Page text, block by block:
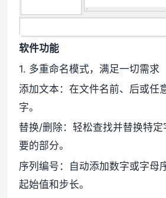
软件功能
1. 多重命名模式，满足一切需求
添加文本：在文件名前、后或任
字。
替换/删除：轻松查找并替换特
要的部分。
序列编号：自动添加数字或字母
起始值和步长。